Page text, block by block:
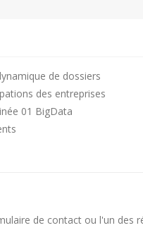
de dossiers
des entreprises
01 BigData
de contact ou l'un des